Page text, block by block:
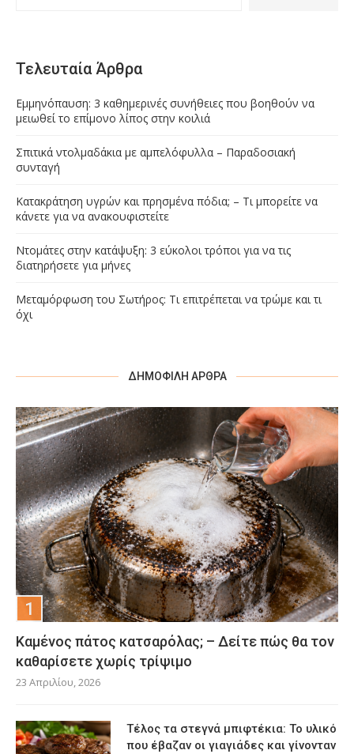
Τελευταία Άρθρα
Εμμηνόπαυση: 3 καθημερινές συνήθειες που βοηθούν να
μειωθεί το επίμονο λίπος στην κοιλιά
Σπιτικά ντολμαδάκια με αμπελόφυλλα – Παραδοσιακή
συνταγή
Κατακράτηση υγρών και πρησμένα πόδια; – Τι μπορείτε να
κάνετε για να ανακουφιστείτε
Ντομάτες στην κατάψυξη: 3 εύκολοι τρόποι για να τις
διατηρήσετε για μήνες
Μεταμόρφωση του Σωτήρος: Τι επιτρέπεται να τρώμε και τι
όχι
ΔΗΜΟΦΙΛΉ ΆΡΘΡΑ
Καμένος πάτος κατσαρόλας; – Δείτε πώς θα τον
καθαρίσετε χωρίς τρίψιμο
23 Απριλίου, 2026
Τέλος τα στεγνά μπιφτέκια: Το υλικό
που έβαζαν οι γιαγιάδες και γίνονταν